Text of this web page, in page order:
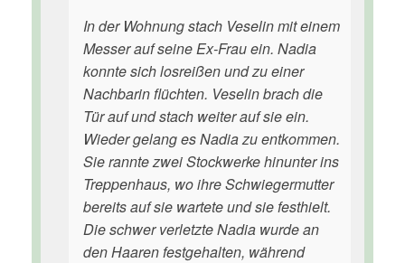
In der Wohnung stach Veselin mit einem
Messer auf seine Ex-Frau ein. Nadia
konnte sich losreißen und zu einer
Nachbarin flüchten. Veselin brach die
Tür auf und stach weiter auf sie ein.
Wieder gelang es Nadia zu entkommen.
Sie rannte zwei Stockwerke hinunter ins
Treppenhaus, wo ihre Schwiegermutter
bereits auf sie wartete und sie festhielt.
Die schwer verletzte Nadia wurde an
den Haaren festgehalten, während